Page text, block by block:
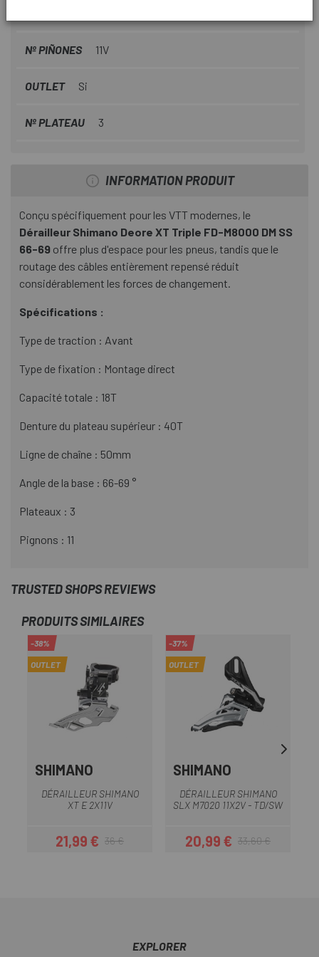
Nº PIÑONES 11V
OUTLET Si
Nº PLATEAU 3
INFORMATION PRODUIT
Conçu spécifiquement pour les VTT modernes, le
Dérailleur Shimano Deore XT Triple FD-M8000 DM SS
66-69 offre plus d'espace pour les pneus, tandis que le
routage des câbles entièrement repensé réduit
considérablement les forces de changement.
Spécifications :
Type de traction : Avant
Type de fixation : Montage direct
Capacité totale : 18T
Denture du plateau supérieur : 40T
Ligne de chaîne : 50mm
Angle de la base : 66-69 °
Plateaux : 3
Pignons : 11
TRUSTED SHOPS REVIEWS
PRODUITS SIMILAIRES
-38%
OUTLET
SHIMANO
DÉRAILLEUR SHIMANO
XT E 2X11V
Prix
21,99 €Prix habituel
36 €
-37%
OUTLET
SHIMANO
DÉRAILLEUR SHIMANO
SLX M7020 11X2V - TD/SW
Prix
20,99 €Prix habituel
33,60 €
EXPLORER